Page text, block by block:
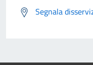
Segnala